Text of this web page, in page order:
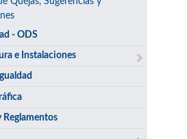
- ODS
e Instalaciones
Reglamentos